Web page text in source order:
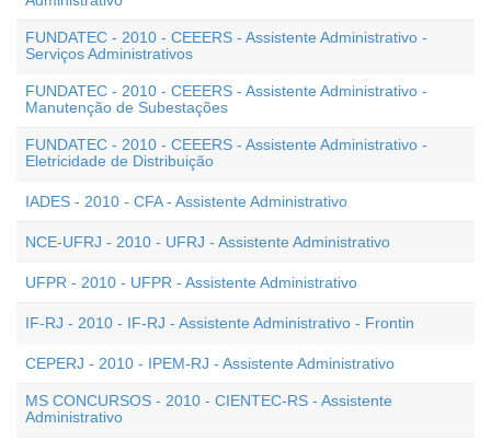
FUNDATEC - 2010 - CEEERS - Assistente Administrativo -
Serviços Administrativos
FUNDATEC - 2010 - CEEERS - Assistente Administrativo -
Manutenção de Subestações
FUNDATEC - 2010 - CEEERS - Assistente Administrativo -
Eletricidade de Distribuição
IADES - 2010 - CFA - Assistente Administrativo
NCE-UFRJ - 2010 - UFRJ - Assistente Administrativo
UFPR - 2010 - UFPR - Assistente Administrativo
IF-RJ - 2010 - IF-RJ - Assistente Administrativo - Frontin
CEPERJ - 2010 - IPEM-RJ - Assistente Administrativo
MS CONCURSOS - 2010 - CIENTEC-RS - Assistente
Administrativo